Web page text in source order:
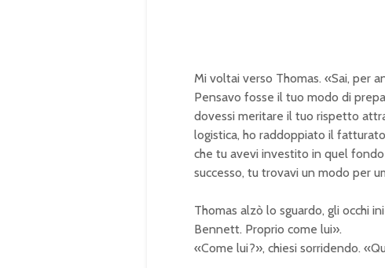
Mi voltai verso Thomas. «Sai, per
Pensavo fosse il tuo modo di
dovessi meritare il tuo rispetto
logistica, ho raddoppiato il
che tu avevi investito in quel
successo, tu trovavi un modo per
Thomas alzò lo sguardo, gli occhi
Bennett. Proprio come lui».
«Come lui?», chiesi sorridendo.